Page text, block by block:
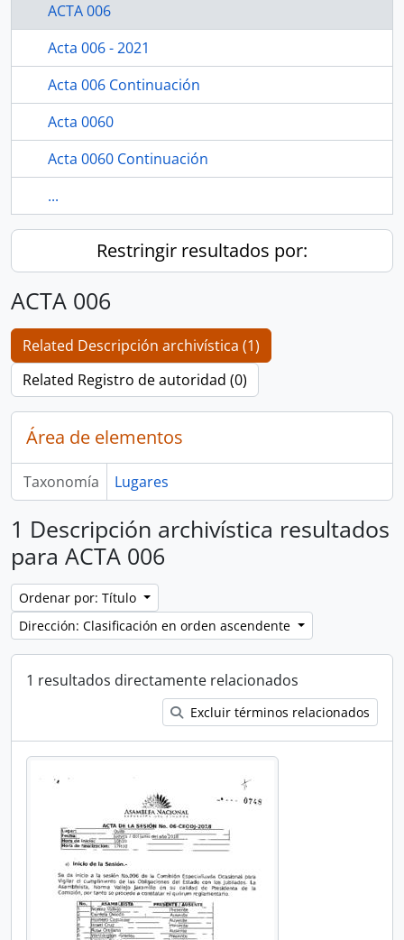
ACTA 006
Acta 006 - 2021
Acta 006 Continuación
Acta 0060
Acta 0060 Continuación
...
Restringir resultados por:
ACTA 006
Related Descripción archivística (1)
Related Registro de autoridad (0)
Área de elementos
Taxonomía Lugares
1 Descripción archivística resultados
para ACTA 006
Ordenar por: Título
Dirección: Clasificación en orden ascendente
1 resultados directamente relacionados
Excluir términos relacionados